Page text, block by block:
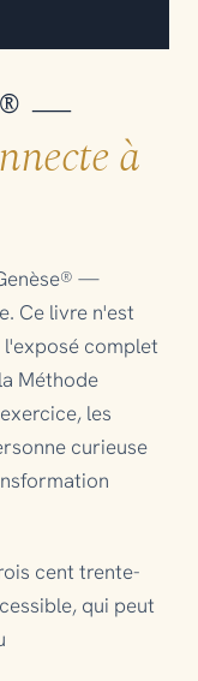
—
à
—
. Ce livre n'est
l'exposé complet
Méthode
les
curieuse
cent trente-
qui peut